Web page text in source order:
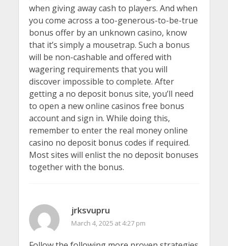
when giving away cash to players. And when
you come across a too-generous-to-be-true
bonus offer by an unknown casino, know
that it’s simply a mousetrap. Such a bonus
will be non-cashable and offered with
wagering requirements that you will
discover impossible to complete. After
getting a no deposit bonus site, you’ll need
to open a new online casinos free bonus
account and sign in. While doing this,
remember to enter the real money online
casino no deposit bonus codes if required.
Most sites will enlist the no deposit bonuses
together with the bonus.
jrksvupru
March 4, 2025 at 4:27 pm